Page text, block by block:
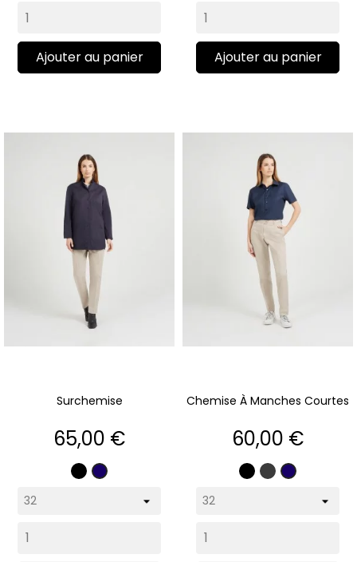
Ajouter au panier Ajouter au panier
Surchemise
Prix
65,00 €
NoirMarine
Chemise À Manches Courtes
Prix
60,00 €
NoirGrisMarine